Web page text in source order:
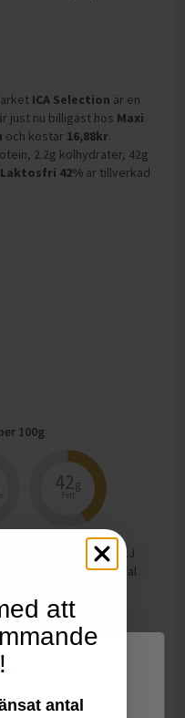
ICA Selection är en
just nu billigast hos Maxi
och kostar 16,88kr.
2.2g kolhydrater, 42g
42% är tillverkad
100g
42g
Fett
1650
kJ
390kcal
mäta sajtens
använder vi
att
antal